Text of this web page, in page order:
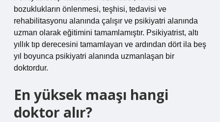
bozuklukların önlenmesi, teşhisi, tedavisi ve
rehabilitasyonu alanında çalışır ve psikiyatri alanında
uzman olarak eğitimini tamamlamıştır. Psikiyatrist, altı
yıllık tıp derecesini tamamlayan ve ardından dört ila beş
yıl boyunca psikiyatri alanında uzmanlaşan bir
doktordur.
En yüksek maaşı hangi
doktor alır?